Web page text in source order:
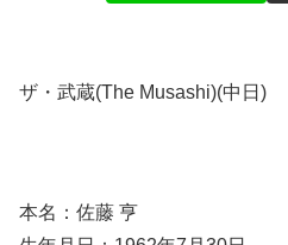
ザ・武蔵(The Musashi)(中日)
本名：佐藤 亨